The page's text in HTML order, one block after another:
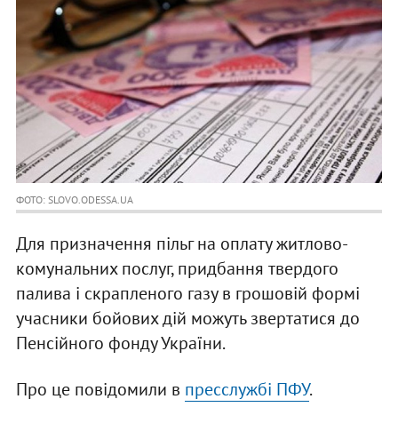
ФОТО: SLOVO.ODESSA.UA
Для призначення пільг на оплату житлово-
комунальних послуг, придбання твердого
палива і скрапленого газу в грошовій формі
учасники бойових дій можуть звертатися до
Пенсійного фонду України.
Про це повідомили в пресслужбі ПФУ.